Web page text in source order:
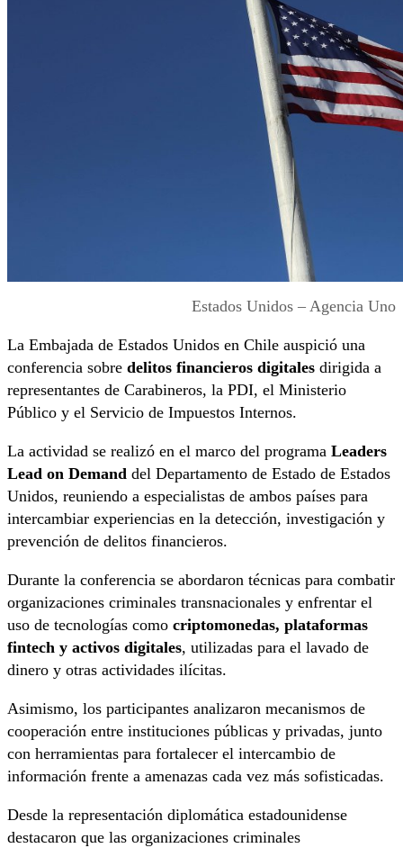
Estados Unidos – Agencia Uno
La Embajada de Estados Unidos en Chile auspició una
conferencia sobre delitos financieros digitales dirigida a
representantes de Carabineros, la PDI, el Ministerio
Público y el Servicio de Impuestos Internos.
La actividad se realizó en el marco del programa Leaders
Lead on Demand del Departamento de Estado de Estados
Unidos, reuniendo a especialistas de ambos países para
intercambiar experiencias en la detección, investigación y
prevención de delitos financieros.
Durante la conferencia se abordaron técnicas para combatir
organizaciones criminales transnacionales y enfrentar el
uso de tecnologías como criptomonedas, plataformas
fintech y activos digitales, utilizadas para el lavado de
dinero y otras actividades ilícitas.
Asimismo, los participantes analizaron mecanismos de
cooperación entre instituciones públicas y privadas, junto
con herramientas para fortalecer el intercambio de
información frente a amenazas cada vez más sofisticadas.
Desde la representación diplomática estadounidense
destacaron que las organizaciones criminales